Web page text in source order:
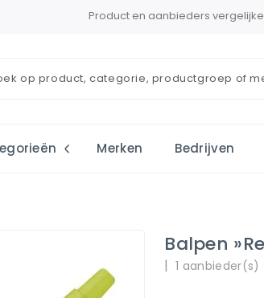
Product en aanbieders
Merken Bedrijven
Balpen
|1 aanbieder(s)